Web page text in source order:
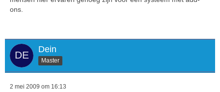
ons.
Dein
Master
2 mei 2009 om 16:13